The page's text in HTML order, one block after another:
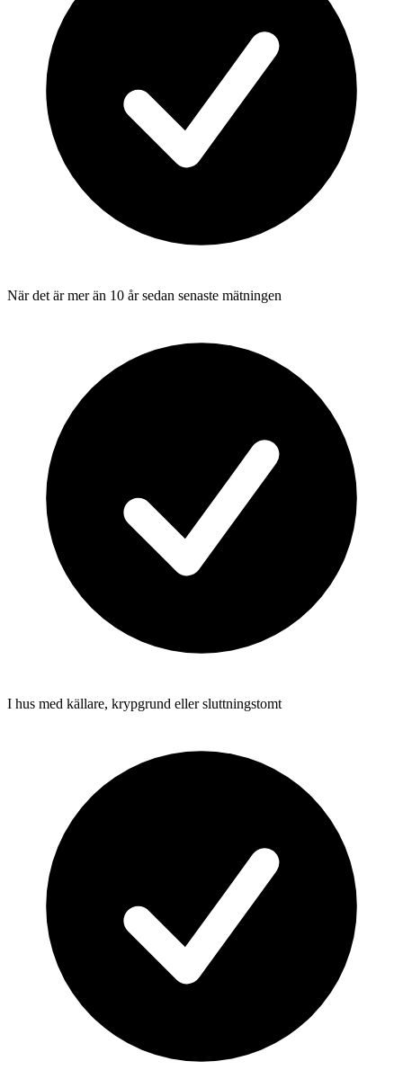
När det är mer än 10 år sedan senaste mätningen
I hus med källare, krypgrund eller sluttningstomt